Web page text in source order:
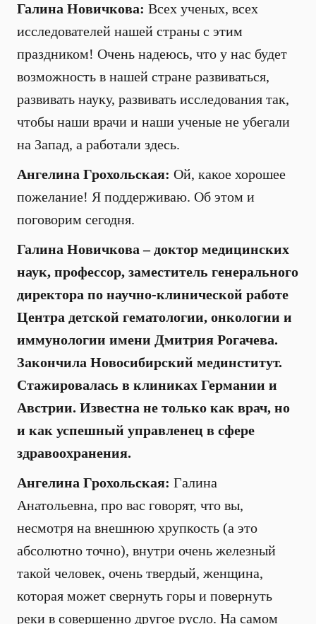
Галина Новичкова: Всех ученых, всех
исследователей нашей страны с этим
праздником! Очень надеюсь, что у нас будет
возможность в нашей стране развиваться,
развивать науку, развивать исследования так,
чтобы наши врачи и наши ученые не убегали
на Запад, а работали здесь.
Ангелина Грохольская: Ой, какое хорошее
пожелание! Я поддерживаю. Об этом и
поговорим сегодня.
Галина Новичкова – доктор медицинских
наук, профессор, заместитель генерального
директора по научно-клинической работе
Центра детской гематологии, онкологии и
иммунологии имени Дмитрия Рогачева.
Закончила Новосибирский мединститут.
Стажировалась в клиниках Германии и
Австрии. Известна не только как врач, но
и как успешный управленец в сфере
здравоохранения.
Ангелина Грохольская: Галина
Анатольевна, про вас говорят, что вы,
несмотря на внешнюю хрупкость (а это
абсолютно точно), внутри очень железный
такой человек, очень твердый, женщина,
которая может свернуть горы и повернуть
реки в совершенно другое русло. На самом